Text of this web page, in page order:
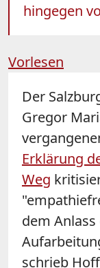
hingegen
Vorlesen
Der
Gregor
Erklärung
Weg
dem
schrieb